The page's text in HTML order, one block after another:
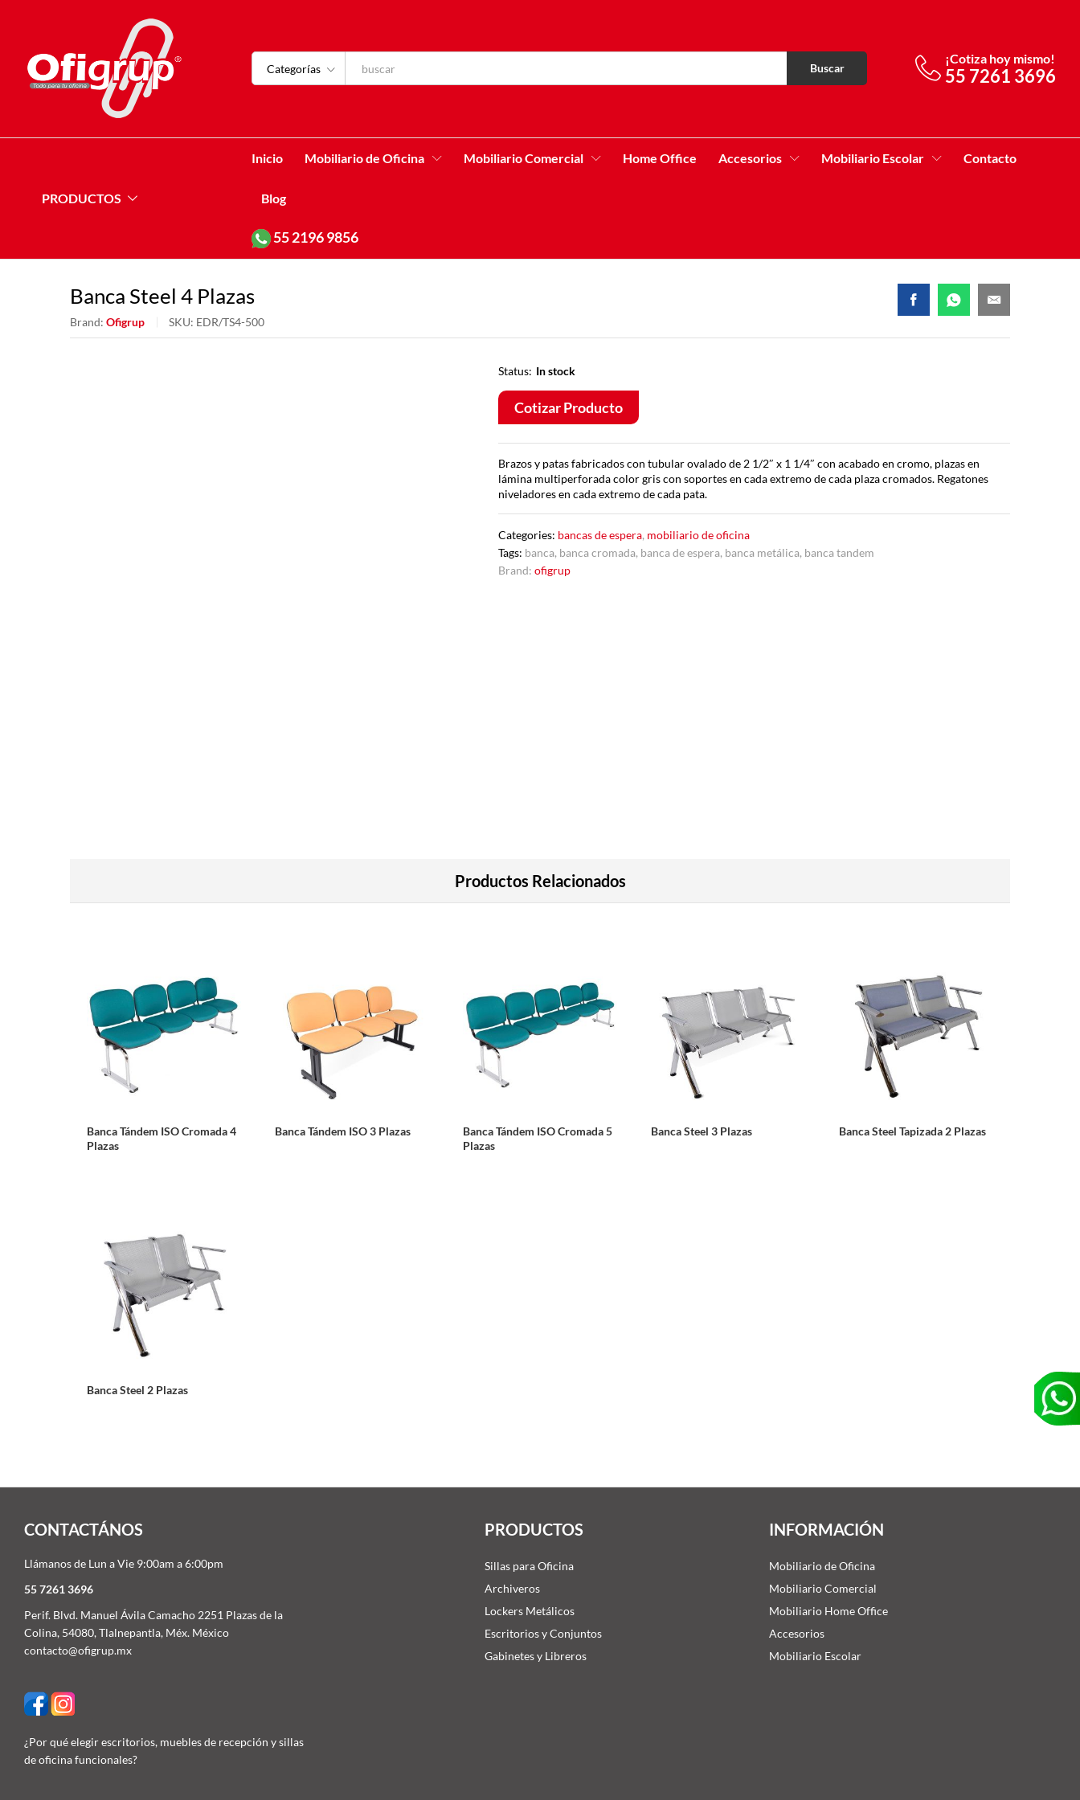
Categorías Buscar
¡Cotiza hoy mismo!
55 7261 3696
PRODUCTOS
Inicio Mobiliario de Oficina Mobiliario Comercial Home Office Accesorios Mobiliario Escolar Contacto
Blog
552196 9856
Banca Steel 4 Plazas
Brand: Ofigrup SKU: EDR/TS4-500
Status: In stock
Cotizar Producto
Brazos y patas fabricados con tubular ovalado de 2 1/2″ x 1 1/4″ con acabado en cromo, plazas en
lámina multiperforada color gris con soportes en cada extremo de cada plaza cromados. Regatones
niveladores en cada extremo de cada pata.
Categories: bancas de espera, mobiliario de oficina
Tags: banca, banca cromada, banca de espera, banca metálica, banca tandem
Brand:ofigrup
Productos Relacionados
Banca Tándem ISO Cromada 4
Plazas
Banca Tándem ISO 3 Plazas
Banca Tándem ISO Cromada 5
Plazas
Banca Steel 3 Plazas Banca Steel Tapizada 2 Plazas
Banca Steel 2 Plazas
CONTACTÁNOS
Llámanos de Lun a Vie 9:00am a 6:00pm
55 7261 3696
Perif. Blvd. Manuel Ávila Camacho 2251 Plazas de la
Colina, 54080, Tlalnepantla, Méx. México
contacto@ofigrup.mx
¿Por qué elegir escritorios, muebles de recepción y sillas
de oficina funcionales?
PRODUCTOS
Sillas para Oficina
Archiveros
Lockers Metálicos
Escritorios y Conjuntos
Gabinetes y Libreros
INFORMACIÓN
Mobiliario de Oficina
Mobiliario Comercial
Mobiliario Home Office
Accesorios
Mobiliario Escolar